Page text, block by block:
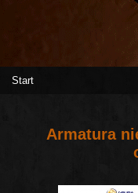
Start
Armatura nierdzewna do spawania